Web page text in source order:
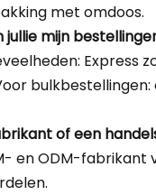
met omdoos.
jullie mijn
Express
of een
en ODM-fabrikant